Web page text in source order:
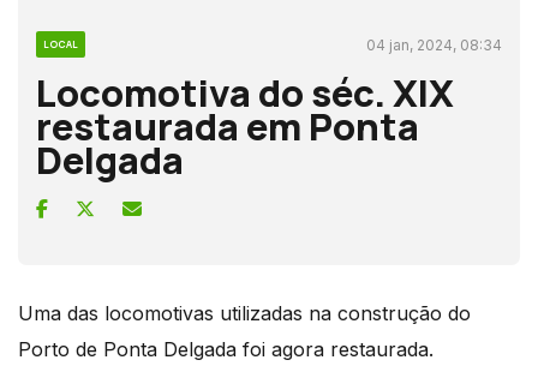
LOCAL 04 jan, 2024, 08:34
Locomotiva do séc. XIX
restaurada em Ponta
Delgada
Uma das locomotivas utilizadas na construção do
Porto de Ponta Delgada foi agora restaurada.